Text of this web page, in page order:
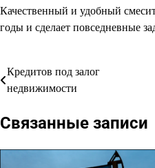
Качественный и удобный
годы и сделает повседневные
Навигация
по
записям
Кредитов под залог
недвижимости
Связанные записи